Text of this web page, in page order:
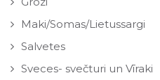
Maki/Somas/Lietussargi
Salvetes
Sveces- svečturi un Vīraki